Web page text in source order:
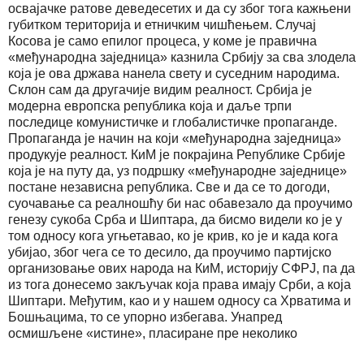
освајачке ратове деведесетих и да су због тога кажњени
губитком територија и етничким чишћењем. Случај
Косова је само епилог процеса, у коме је правична
«међународна заједница» казнила Србију за сва злодела
која је ова држава нанела свету и суседним народима.
Склон сам да другачије видим реалност. Србија је
модерна европска република која и даље трпи
последице комунистичке и глобалистичке пропаганде.
Пропаганда је начин на који «међународна заједница»
продукује реалност. КиМ је покрајина Републике Србије
која је на путу да, уз подршку «међународне заједнице»
постане независна република. Све и да се то догоди,
суочавање са реалношћу би нас обавезало да проучимо
генезу сукоба Срба и Шиптара, да бисмо видели ко је у
том односу кога угњетавао, ко је крив, ко је и када кога
убијао, због чега се то десило, да проучимо партијско
организовање ових народа на КиМ, историју СФРЈ, па да
из тога донесемо закључак која права имају Срби, а која
Шиптари. Међутим, као и у нашем односу са Хрватима и
Бошњацима, то се упорно избегава. Унапред
осмишљене «истине», пласиране пре неколико